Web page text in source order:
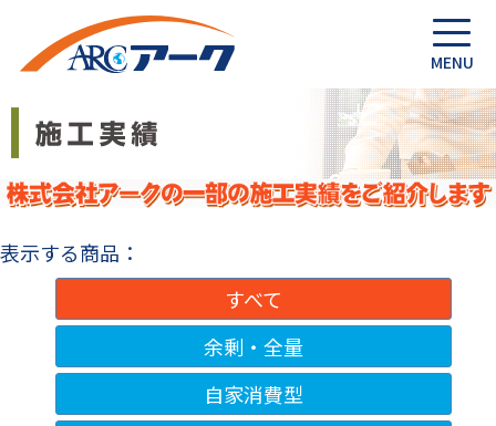
表示する商品：
すべて
余剰・全量
自家消費型